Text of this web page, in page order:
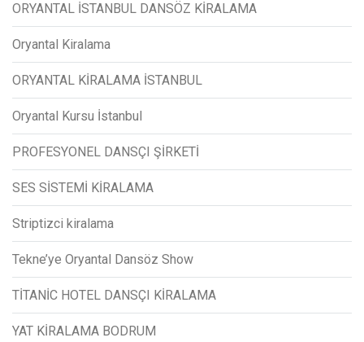
ORYANTAL İSTANBUL DANSÖZ KİRALAMA
Oryantal Kiralama
ORYANTAL KİRALAMA İSTANBUL
Oryantal Kursu İstanbul
PROFESYONEL DANSÇI ŞİRKETİ
SES SİSTEMİ KİRALAMA
Striptizci kiralama
Tekne’ye Oryantal Dansöz Show
TİTANİC HOTEL DANSÇI KİRALAMA
YAT KİRALAMA BODRUM